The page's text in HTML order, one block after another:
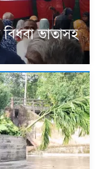
ভাতাসহ